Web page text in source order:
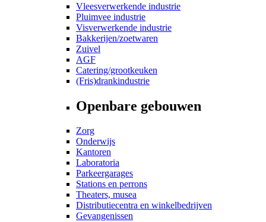
Vleesverwerkende industrie
Pluimvee industrie
Visverwerkende industrie
Bakkerijen/zoetwaren
Zuivel
AGF
Catering/grootkeuken
(Fris)drankindustrie
Openbare gebouwen
Zorg
Onderwijs
Kantoren
Laboratoria
Parkeergarages
Stations en perrons
Theaters, musea
Distributiecentra en winkelbedrijven
Gevangenissen